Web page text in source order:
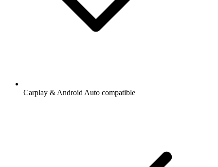
Carplay & Android Auto compatible